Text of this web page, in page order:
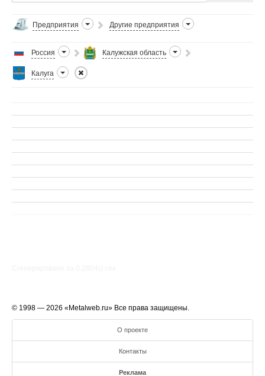
Предприятия Другие предприятия
Россия Калужская область
Калуга
© 1998 — 2026 «Metalweb.ru» Все права защищены.
О проекте
Контакты
Реклама